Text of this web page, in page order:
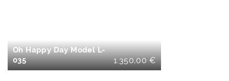
Oh Happy Day Model L-
035
1.350,00€